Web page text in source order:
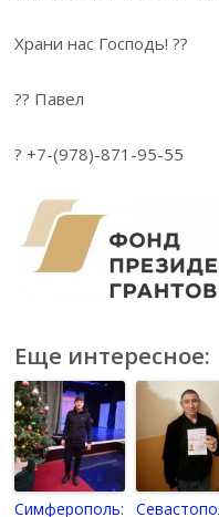
Храни нас Господь! ??
?? Павел
? +7-(978)-871-95-55
Еще интересное:
Симферополь: